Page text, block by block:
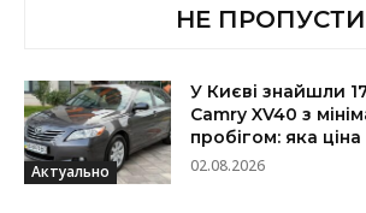
НЕ ПРОПУСТИ
Актуально
У Києві знайшли
Camry XV40 з
пробігом: яка
02.08.2026